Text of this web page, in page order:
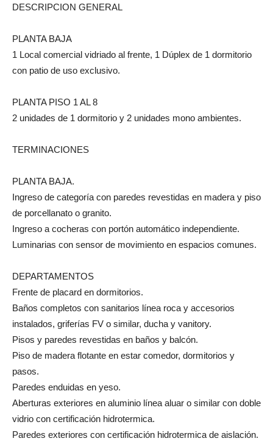
DESCRIPCION GENERAL
PLANTA BAJA
1 Local comercial vidriado al frente, 1 Dúplex de 1 dormitorio
con patio de uso exclusivo.
PLANTA PISO 1 AL 8
2 unidades de 1 dormitorio y 2 unidades mono ambientes.
TERMINACIONES
PLANTA BAJA.
Ingreso de categoría con paredes revestidas en madera y piso
de porcellanato o granito.
Ingreso a cocheras con portón automático independiente.
Luminarias con sensor de movimiento en espacios comunes.
DEPARTAMENTOS
Frente de placard en dormitorios.
Baños completos con sanitarios línea roca y accesorios
instalados, griferías FV o similar, ducha y vanitory.
Pisos y paredes revestidas en baños y balcón.
Piso de madera flotante en estar comedor, dormitorios y
pasos.
Paredes enduidas en yeso.
Aberturas exteriores en aluminio línea aluar o similar con doble
vidrio con certificación hidrotermica.
Paredes exteriores con certificación hidrotermica de aislación.